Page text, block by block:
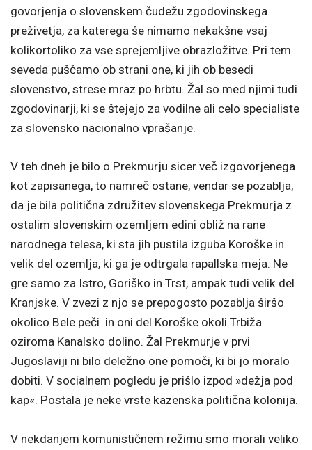
govorjenja o slovenskem čudežu zgodovinskega
preživetja, za katerega še nimamo nekakšne vsaj
kolikortoliko za vse sprejemljive obrazložitve. Pri tem
seveda puščamo ob strani one, ki jih ob besedi
slovenstvo, strese mraz po hrbtu. Žal so med njimi tudi
zgodovinarji, ki se štejejo za vodilne ali celo specialiste
za slovensko nacionalno vprašanje.
V teh dneh je bilo o Prekmurju sicer več izgovorjenega
kot zapisanega, to namreč ostane, vendar se pozablja,
da je bila politična združitev slovenskega Prekmurja z
ostalim slovenskim ozemljem edini obliž na rane
narodnega telesa, ki sta jih pustila izguba Koroške in
velik del ozemlja, ki ga je odtrgala rapallska meja. Ne
gre samo za Istro, Goriško in Trst, ampak tudi velik del
Kranjske. V zvezi z njo se prepogosto pozablja širšo
okolico Bele peči in oni del Koroške okoli Trbiža
oziroma Kanalsko dolino. Žal Prekmurje v prvi
Jugoslaviji ni bilo deležno one pomoči, ki bi jo moralo
dobiti. V socialnem pogledu je prišlo izpod »dežja pod
kap«. Postala je neke vrste kazenska politična kolonija.
V nekdanjem komunističnem režimu smo morali veliko